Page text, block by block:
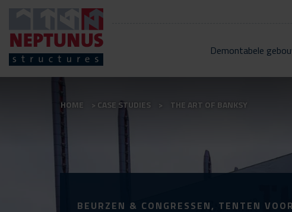
Demontabele
HOME CASE STUDIES THE ART OF BANKSY
BEURZEN & CONGRESSEN, TENTEN VOOR